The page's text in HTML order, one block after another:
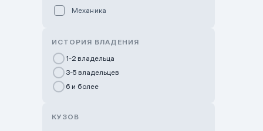
GWM Nurly Zhol
Chery Astana
Механика
ИСТОРИЯ ВЛАДЕНИЯ
1-2 владельца
3-5 владельцев
6 и более
КУЗОВ